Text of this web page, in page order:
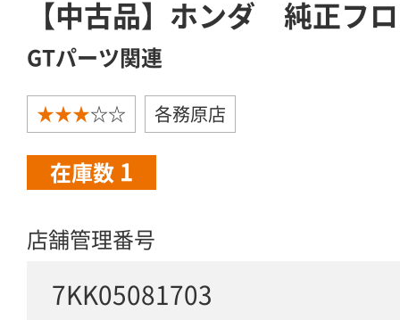
【中古品】ホンダ 純正フ
GTパーツ関連
★★★☆☆ 各務原店
在庫数 1
店舗管理番号
7KK05081703